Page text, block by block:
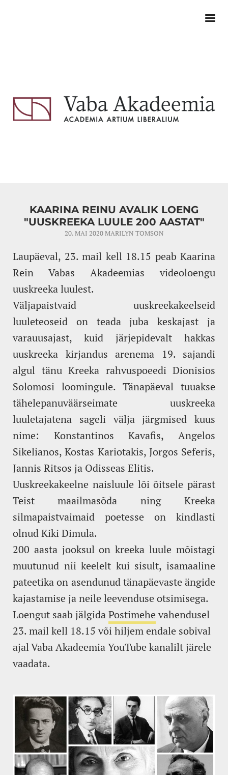
KAARINA REINU AVALIK LOENG
"UUSKREEKA LUULE 200 AASTAT"
20. MAI 2020MARILYN TOMSON
Laupäeval, 23. mail kell 18.15 peab Kaarina
Rein Vabas Akadeemias videoloengu
uuskreeka luulest.
Väljapaistvaid uuskreekakeelseid
luuleteoseid on teada juba keskajast ja
varauusajast, kuid järjepidevalt hakkas
uuskreeka kirjandus arenema 19. sajandi
algul tänu Kreeka rahvuspoeedi Dionisios
Solomosi loomingule. Tänapäeval tuuakse
tähelepanuväärseimate uuskreeka
luuletajatena sageli välja järgmised kuus
nime: Konstantinos Kavafis, Angelos
Sikelianos, Kostas Kariotakis, Jorgos Seferis,
Jannis Ritsos ja Odisseas Elitis.
Uuskreekakeelne naisluule lõi õitsele pärast
Teist maailmasõda ning Kreeka
silmapaistvaimaid poetesse on kindlasti
olnud Kiki Dimula.
200 aasta jooksul on kreeka luule mõistagi
muutunud nii keelelt kui sisult, isamaaline
pateetika on asendunud tänapäevaste ängide
kajastamise ja neile leevenduse otsimisega.
Loengut saab jälgidaPostimehe vahendusel
23. mail kell 18.15 või hiljem endale sobival
ajal Vaba Akadeemia YouTube kanalilt järele
vaadata.